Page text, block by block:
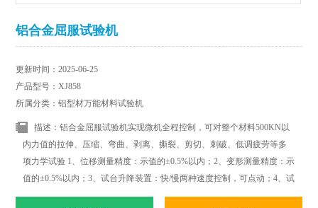
铝合金屈服试验机
更新时间：2025-06-25
产品型号：XJ858
所属分类：铝型材万能材料试验机
描述：铝合金屈服试验机实现微机全程控制，可对整个材料500KN以
内力值的拉伸、压缩、弯曲、剥离、撕裂、剪切、刺破、低调疲劳等多
项力学试验 1、位移测量精度：示值的±0.5%以内；2、变形测量精度：示
值的±0.5%以内；3、试台升降装置：快/慢两种速度控制，可点动；4、试
台安全装置：电子限位保护；